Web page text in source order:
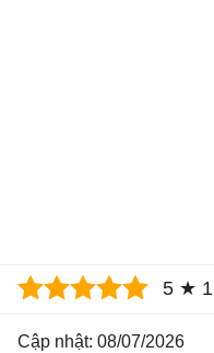
5 ★ 1
Cập nhật: 08/07/2026